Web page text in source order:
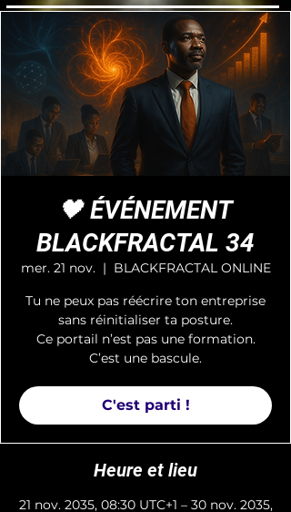
🖤 ÉVÉNEMENT
BLACKFRACTAL 34
mer. 21 nov.
  |
BLACKFRACTAL ONLINE
Tu ne peux pas réécrire ton entreprise
sans réinitialiser ta posture.
Ce portail n’est pas une formation.
C’est une bascule.
C'est parti !
Heure et lieu
21 nov. 2035, 08:30 UTC+1 – 30 nov. 2035,